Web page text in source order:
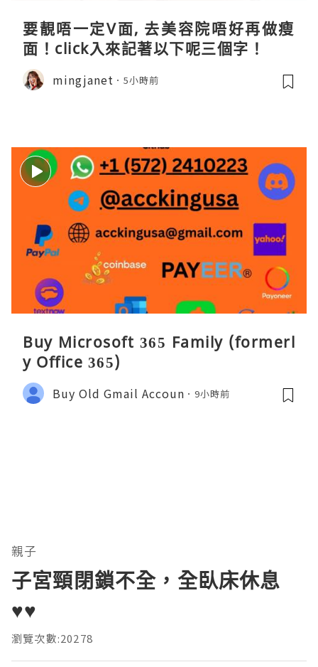
要靚唔一定V面, 去美容院唔好再做瘦
面！click入來記著以下呢三個字！
mingjanet 5小時前
Buy Microsoft 365 Family (formerl
y Office 365)
Buy Old Gmail Accoun 9小時前
親子
子宮頸閉鎖不全，全臥床休息
♥♥
瀏覽次數:20278